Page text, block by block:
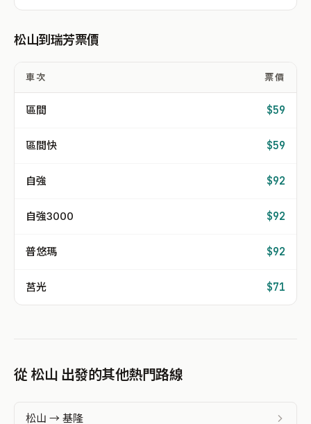
松山到瑞芳票價
車次 票價
區間 $59
區間快 $59
自強 $92
自強3000 $92
普悠瑪 $92
莒光 $71
從 松山 出發的其他熱門路線
松山 → 基隆